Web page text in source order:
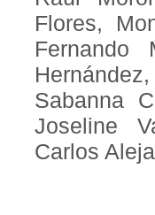
Flores,
Fernando
Sabanna
Joseline
Carlos